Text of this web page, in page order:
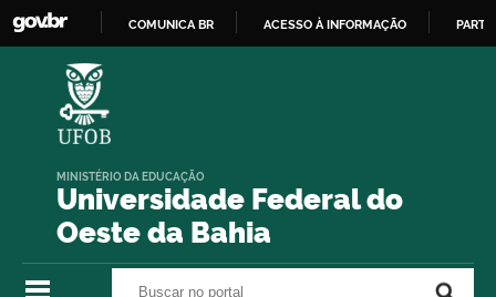
COMUNICA BR ACESSO À INFORMAÇÃO
Universidade Federal do
Oeste da Bahia
MINISTÉRIO DA EDUCAÇÃO